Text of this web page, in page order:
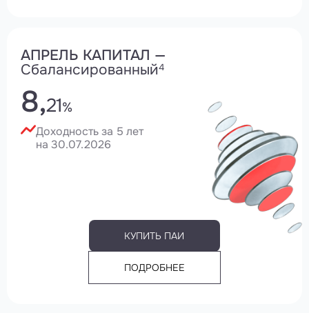
АПРЕЛЬ КАПИТАЛ —
Сбалансированный4
8,21%
Доходность за 5 лет
на 30.07.2026
КУПИТЬ ПАИ
ПОДРОБНЕЕ